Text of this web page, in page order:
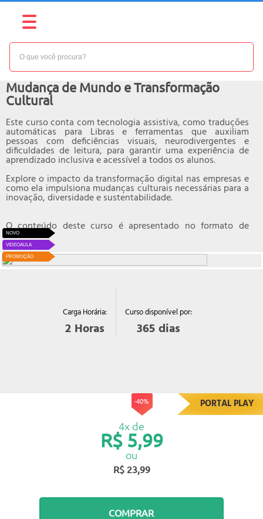
NOVO
VIDEOAULA
PROMOÇÃO
Carga Horária:
2 Horas
Curso disponível por:
365 dias
NÍVEL: BÁSICO
Mudança de Mundo e Transformação
Cultural
Este curso conta com tecnologia assistiva, como traduções
automáticas para Libras e ferramentas que auxiliam
pessoas com deficiências visuais, neurodivergentes e
dificuldades de leitura, para garantir uma experiência de
aprendizado inclusiva e acessível a todos os alunos.
Explore o impacto da transformação digital nas empresas e
como ela impulsiona mudanças culturais necessárias para a
inovação, diversidade e sustentabilidade.
O conteúdo deste curso é apresentado no formato de
videoaula.
-40% PORTAL PLAY
R$ 23,99
4x de
R$ 5,99
ou
COMPRAR